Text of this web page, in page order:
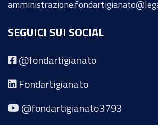
SEGUICI SUI SOCIAL
@fondartigianato
Fondartigianato
@fondartigianato3793